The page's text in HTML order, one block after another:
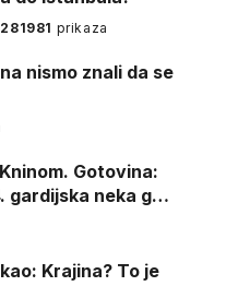
281981 prikaza
nismo znali da se
gardijska neka g…
Krajina? To je